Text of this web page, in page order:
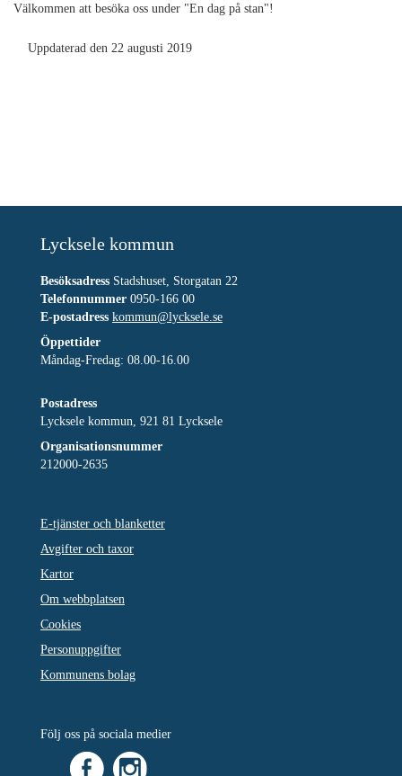
Välkommen att besöka oss under "En dag på stan"!
Uppdaterad den 22 augusti 2019
Lycksele kommun
Besöksadress Stadshuset, Storgatan 22
Telefonnummer 0950-166 00
E-postadress kommun@lycksele.se
Öppettider
Måndag-Fredag: 08.00-16.00
Postadress
Lycksele kommun, 921 81 Lycksele
Organisationsnummer
212000-2635
E-tjänster och blanketter
Avgifter och taxor
Kartor
Om webbplatsen
Cookies
Personuppgifter
Kommunens bolag
Följ oss på sociala medier